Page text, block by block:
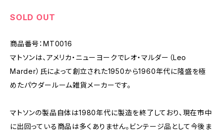
SOLD OUT
商品番号：MT0016
マトソンは、アメリカ・ニューヨークでレオ・マルダー（Leo
Marder）氏によって創立された1950から1960年代に隆盛を極
めたパウダールーム雑貨メーカーです。
マトソンの製品自体は1980年代に製造を終了しており、現在市中
に出回っている商品は多くありません。ビンテージ品として今後ま